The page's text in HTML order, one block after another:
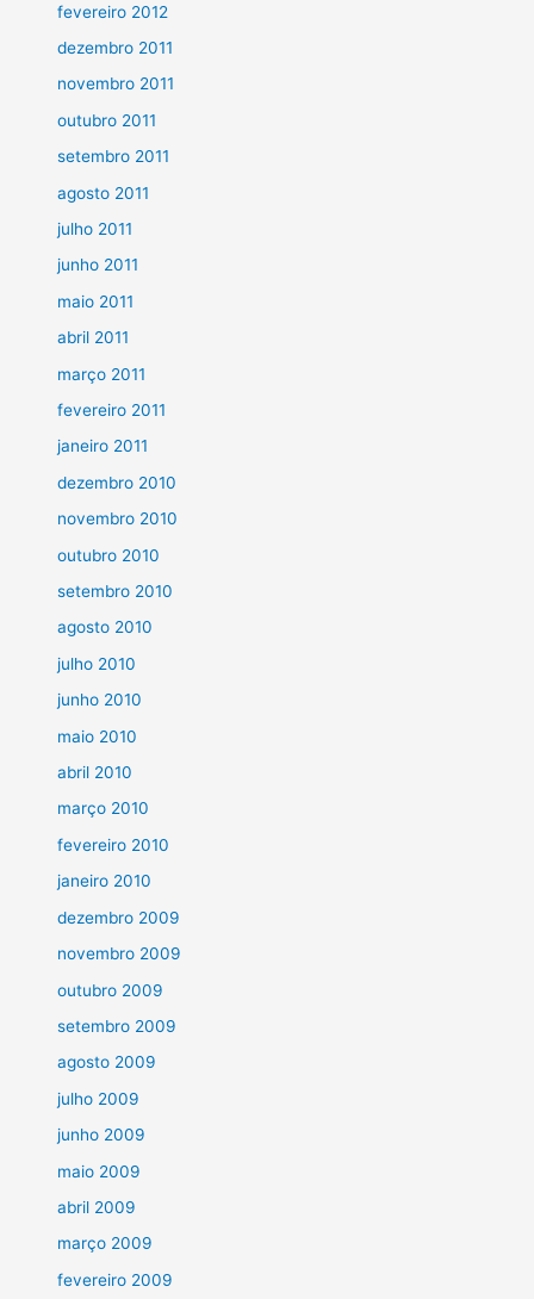
fevereiro 2012
dezembro 2011
novembro 2011
outubro 2011
setembro 2011
agosto 2011
julho 2011
junho 2011
maio 2011
abril 2011
março 2011
fevereiro 2011
janeiro 2011
dezembro 2010
novembro 2010
outubro 2010
setembro 2010
agosto 2010
julho 2010
junho 2010
maio 2010
abril 2010
março 2010
fevereiro 2010
janeiro 2010
dezembro 2009
novembro 2009
outubro 2009
setembro 2009
agosto 2009
julho 2009
junho 2009
maio 2009
abril 2009
março 2009
fevereiro 2009